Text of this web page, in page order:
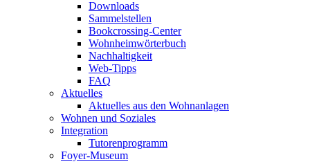
Downloads
Sammelstellen
Bookcrossing-Center
Wohnheimwörterbuch
Nachhaltigkeit
Web-Tipps
FAQ
Aktuelles
Aktuelles aus den Wohnanlagen
Wohnen und Soziales
Integration
Tutorenprogramm
Foyer-Museum